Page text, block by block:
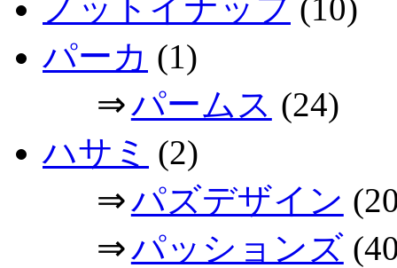
ノットイナッフ (10)
パーカ (1)
⇒パームス (24)
ハサミ (2)
⇒パズデザイン
⇒パッションズ